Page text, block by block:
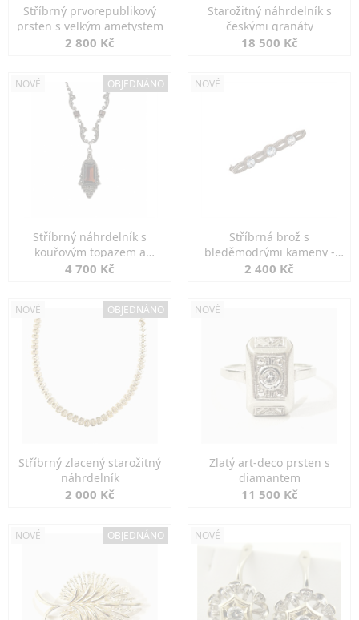
Stříbrný prvorepublikový
prsten s velkým ametystem
2 800 Kč
Starožitný náhrdelník s
českými granáty
18 500 Kč
NOVÉ OBJEDNÁNO
Stříbrný náhrdelník s
kouřovým topazem a
markazity
4 700 Kč
NOVÉ
Stříbrná brož s
bleděmodrými kameny -
jemná elegance
2 400 Kč
NOVÉ OBJEDNÁNO
Stříbrný zlacený starožitný
náhrdelník
2 000 Kč
NOVÉ
Zlatý art-deco prsten s
diamantem
11 500 Kč
NOVÉ OBJEDNÁNO NOVÉ